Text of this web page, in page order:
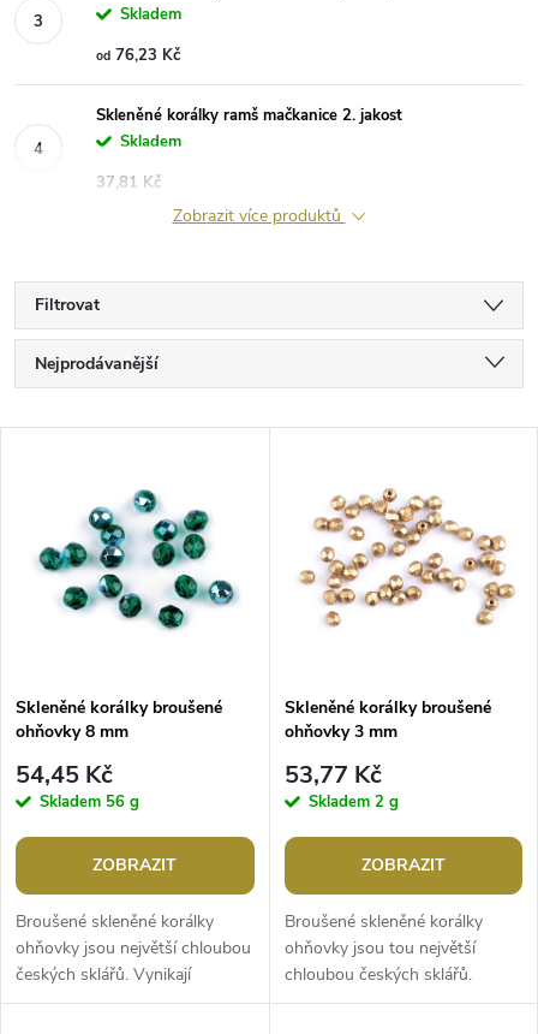
Skladem
od 76,23 Kč
Skleněné korálky ramš mačkanice 2. jakost
Skladem
37,81 Kč
Zobrazit více produktů
Filtrovat
Ř
a
e
p
r
o
d
u
Nejprodávanější
Abecedně
p
s
p
r
o
d
u
Skleněné korálky broušené
ohňovky 8 mm
54,45 Kč
Skladem 56 g
ZOBRAZIT
Broušené skleněné korálky
ohňovky jsou největší chloubou
českých sklářů. Vynikají
především svým třpytem.
Skleněné korálky broušené
ohňovky 3 mm
53,77 Kč
Skladem 2 g
ZOBRAZIT
Broušené skleněné korálky
ohňovky jsou tou největší
chloubou českých sklářů.
Vynikají především svým